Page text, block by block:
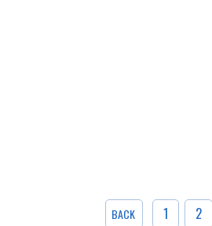
BACK 1 2